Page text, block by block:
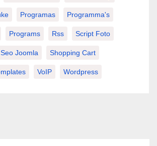
Programas Programma's
Programs Rss Script Foto
Seo Joomla Shopping Cart
VoIP Wordpress